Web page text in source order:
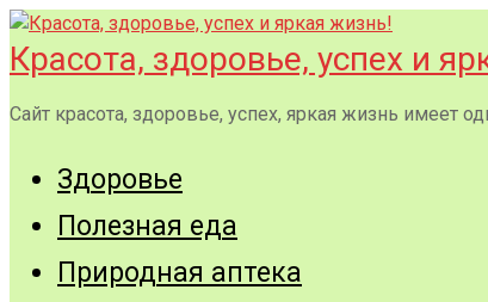
Перейти
к
контенту
Красота, здоровье, успех и
Сайт красота, здоровье, успех, яркая жизнь
Здоровье
Полезная еда
Природная аптека